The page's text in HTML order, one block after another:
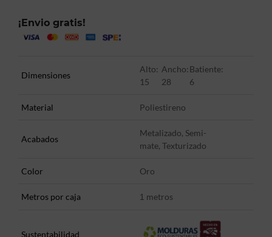
¡Envio gratis!
Dimensiones
Alto:
15
Ancho:
28
Batiente:
6
Material Poliestireno
Acabados
Metalizado, Semi-
mate, Texturizado
Color Oro
Metros por caja 1 metros
Sustentabilidad